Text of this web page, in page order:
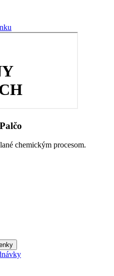
chemickým procesom.